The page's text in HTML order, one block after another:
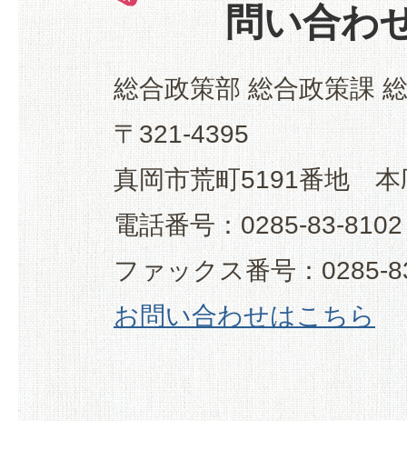
問い合わ
総合政策部 総合政策課
〒321-4395
真岡市荒町5191番地 本
電話番号：0285-83-8102
ファックス番号：0285-
お問い合わせはこちら